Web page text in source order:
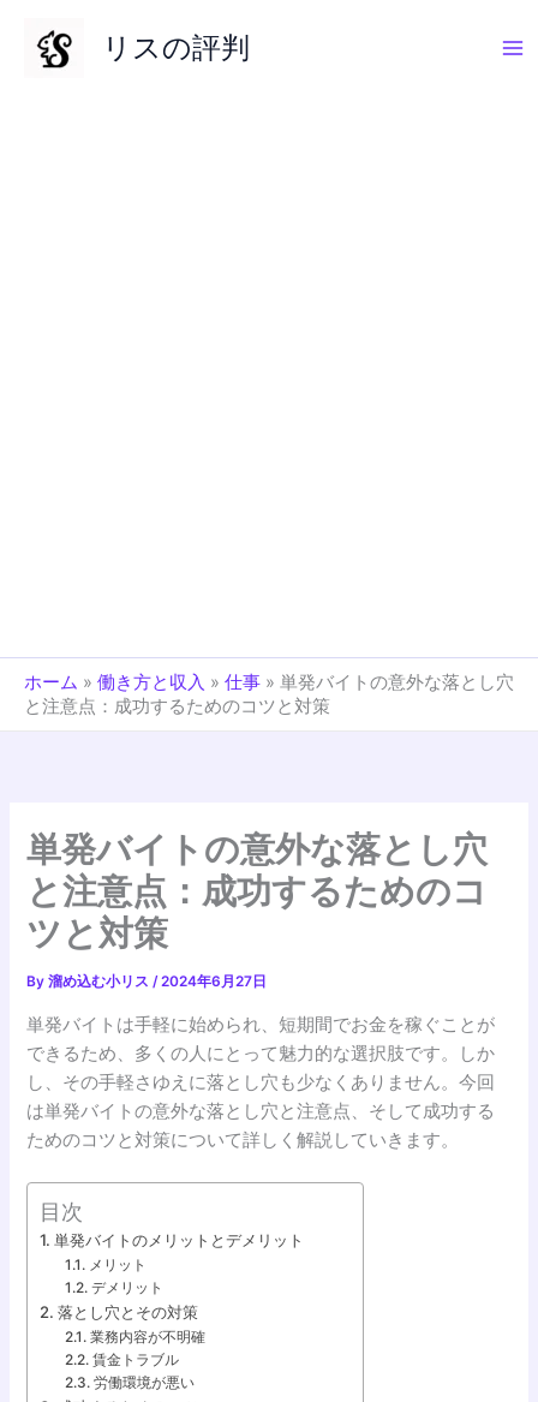
リスの評判
ホーム » 働き方と収入 » 仕事 » 単発バイトの意外な落とし穴
と注意点：成功するためのコツと対策
単発バイトの意外な落とし穴
と注意点：成功するためのコ
ツと対策
By溜め込む小リス/2024年6月27日
単発バイトは手軽に始められ、短期間でお金を稼ぐことが
できるため、多くの人にとって魅力的な選択肢です。しか
し、その手軽さゆえに落とし穴も少なくありません。今回
は単発バイトの意外な落とし穴と注意点、そして成功する
ためのコツと対策について詳しく解説していきます。
目次
単発バイトのメリットとデメリット
メリット
デメリット
落とし穴とその対策
業務内容が不明確
賃金トラブル
労働環境が悪い